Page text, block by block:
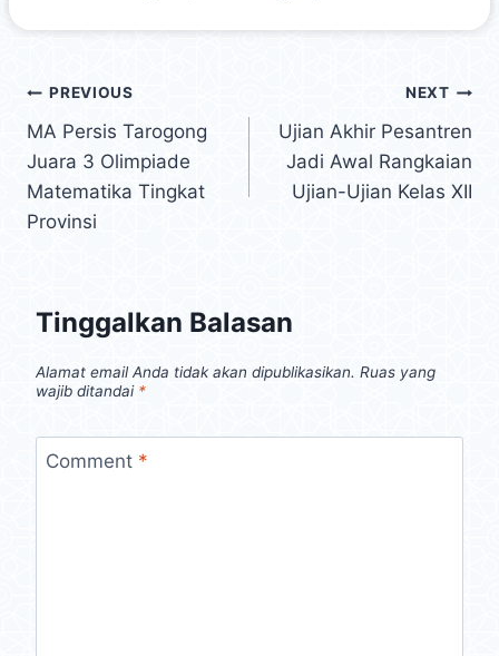
PREVIOUS
MA Persis Tarogong
Juara 3 Olimpiade
Matematika Tingkat
Provinsi
NEXT
Ujian Akhir Pesantren
Jadi Awal Rangkaian
Ujian-Ujian Kelas XII
Tinggalkan Balasan
Alamat email Anda tidak akan dipublikasikan. Ruas yang
wajib ditandai *
Comment *